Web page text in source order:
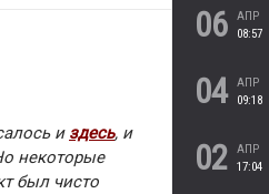
и здесь, и
некоторые
был чисто
06
АПР
08:57
04
АПР
09:18
02
АПР
17:04